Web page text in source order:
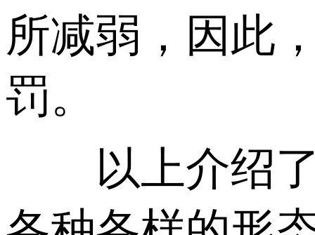
所减弱，因此
罚。
以上介绍了